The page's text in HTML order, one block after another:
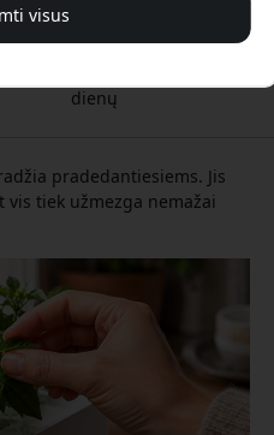
dienų
pradedantiesiems. Jis
vis tiek užmezga nemažai
visus